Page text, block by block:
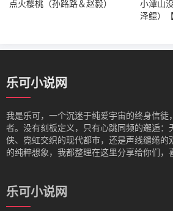
点火樱桃（孙路路＆赵毅）
小潭山
泽鲲）
乐可小说网
我是‌乐可，一个沉迷于纯爱宇宙的终身信徒
者。没有刻板定义，只有心跳同频的邂逅：
侠、霓虹交织的现代都市，还是声线缱绻的
的纯粹想象，我都整理在这里分享给你们，
乐可小说网